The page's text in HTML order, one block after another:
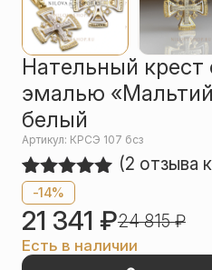
Нательный
эмалью
белый
Артикул: КРСЭ 107 бсз
Рейтинг
5.00из 5
на основе
опроса
2
пользователей
(2 отзыва
-14%
21 341 ₽24 815₽
Есть в наличии